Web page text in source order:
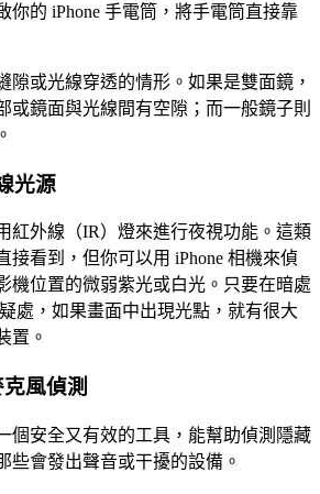
你的 iPhone 手電筒，將手電筒直接靠
隙或光線穿透的情形。如果是雙面鏡，
或鏡面與光線間有空隙；而一般鏡子則
光源
紅外線（IR）燈來進行夜視功能。這類
接看到，但你可以用 iPhone 相機來偵
機位置的微弱紫光或白光。只要在暗處
處，如果畫面中出現光點，就有很大
置。
風偵測
個安全又有效的工具，能幫助偵測隱藏
些會發出聲音或干擾的設備。